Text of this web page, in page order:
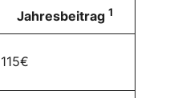
Jahresbeitrag 1
115€